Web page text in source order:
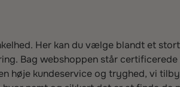
Her kan du vælge blandt et
Bag webshoppen står
høje kundeservice og tryghed, vi